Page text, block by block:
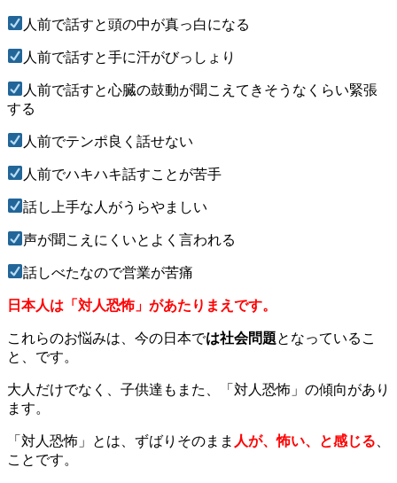
人前で話すと頭の中が真っ白になる
人前で話すと手に汗がびっしょり
人前で話すと心臓の鼓動が聞こえてきそうなくらい緊張
する
人前でテンポ良く話せない
人前でハキハキ話すことが苦手
話し上手な人がうらやましい
声が聞こえにくいとよく言われる
話しべたなので営業が苦痛
日本人は「対人恐怖」があたりまえです。
これらのお悩みは、今の日本では社会問題となっているこ
と、です。
大人だけでなく、子供達もまた、「対人恐怖」の傾向があり
ます。
「対人恐怖」とは、ずばりそのまま 人が、怖い、と感じる
ことです。